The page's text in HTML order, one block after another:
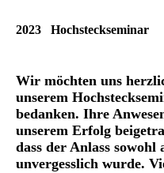
2023 Hochsteckseminar
Wir möchten uns
unserem
bedanken. Ihre
unserem Erfolg
dass der Anlass sowohl
unvergesslich wurde.